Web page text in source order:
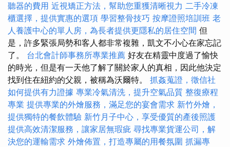
聽器的費用 近視矯正方法，幫助您重獲清晰視力 二手冷凍
櫃選擇，提供實惠的選項 學習整骨技巧 按摩證照培訓班 老
人養護中心的單人房，為長者提供更隱私的居住空間 但
是，許多緊張局勢和客人都非常複雜，凱文不小心在家忘記
了。 台北會計師事務所專業推薦 好友在精靈中度過了愉快
的時光，但是有一天他了解了關於家人的真相，因此他決定
找到住在紐約的父親，被稱為沃爾特。 抓姦蒐證，徵信社
如何提供有力證據 專業冷氣清洗，提升空氣品質 整復療程
專業 提供專業的外燴服務，滿足您的宴會需求 新竹外燴，
提供獨特的餐飲體驗 新竹月子中心，享受優質的產後照護
提供高效清潔服務，讓家居無瑕疵 尋找專業貨運公司，解
決您的運輸需求 外燴佈置，打造專屬的用餐氛圍 抓漏專